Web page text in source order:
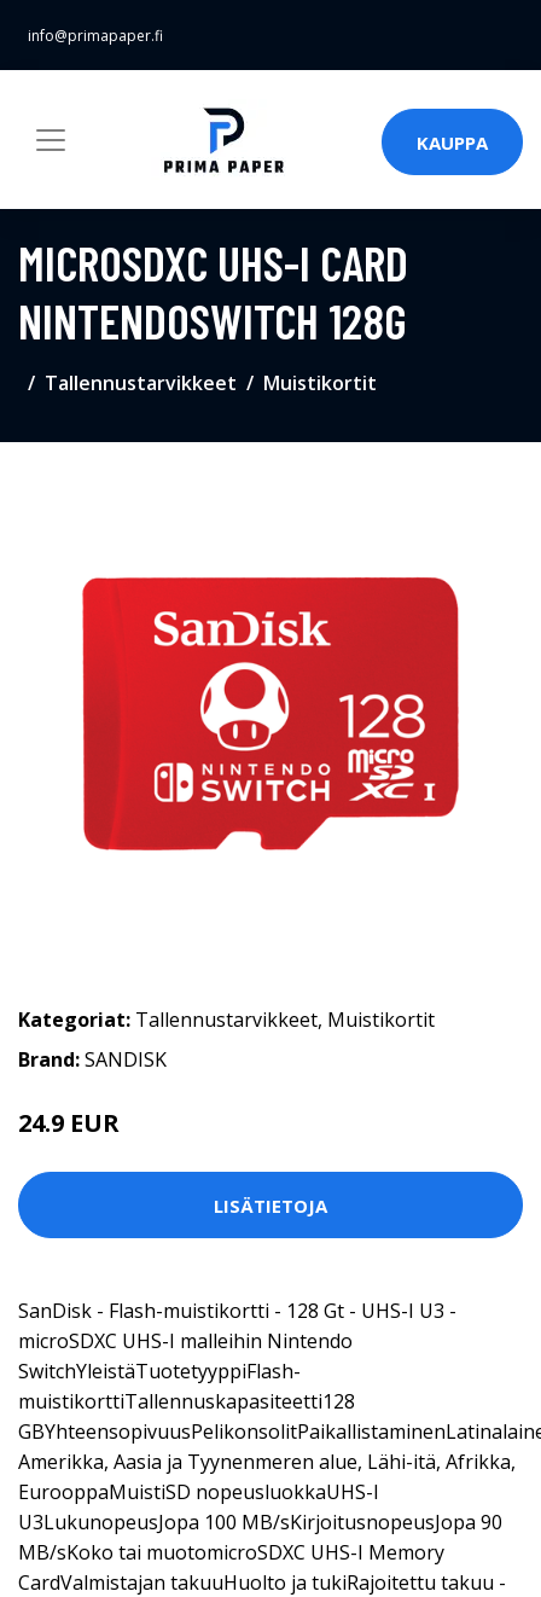
info@primapaper.fi
KAUPPA
MICROSDXC UHS-I CARD
NINTENDOSWITCH 128G
Tallennustarvikkeet Muistikortit
Kategoriat: Tallennustarvikkeet, Muistikortit
Brand:SANDISK
24.9 EUR
LISÄTIETOJA
SanDisk - Flash-muistikortti - 128 Gt - UHS-I U3 -
microSDXC UHS-I malleihin Nintendo
SwitchYleistäTuotetyyppiFlash-
muistikorttiTallennuskapasiteetti128
Amerikka, Aasia ja Tyynenmeren alue, Lähi-itä, Afrikka,
EurooppaMuistiSD nopeusluokkaUHS-I
U3LukunopeusJopa 100 MB/sKirjoitusnopeusJopa 90
MB/sKoko tai muotomicroSDXC UHS-I Memory
CardValmistajan takuuHuolto ja tukiRajoitettu takuu -